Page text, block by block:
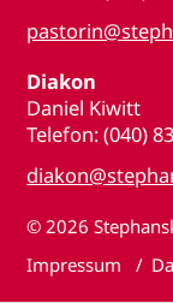
Diakon
Daniel Kiwitt
Telefon: (040)
© 2026
Impressum